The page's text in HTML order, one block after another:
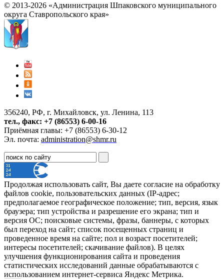
© 2013-2026 «Администрация Шпаковского муниципального
округа Ставропольского края»
356240, РФ, г. Михайловск, ул. Ленина, 113
тел., факс: +7 (86553) 6-00-16
Приёмная главы: +7 (86553) 6-30-12
Эл. почта: administration@shmr.ru
Продолжая использовать сайт, Вы даете согласие на обработку
файлов cookie, пользовательских данных (IP-адрес;
предполагаемое географическое положение; тип, версия, язык
браузера; тип устройства и разрешение его экрана; тип и
версия ОС; поисковые системы, фразы, баннеры, с которых
был переход на сайт; список посещенных страниц и
проведенное время на сайте; пол и возраст посетителей;
интересы посетителей; скачивание файлов). В целях
улучшения функционирования сайта и проведения
статистических исследований данные обрабатываются с
использованием интернет-сервиса Яндекс Метрика.